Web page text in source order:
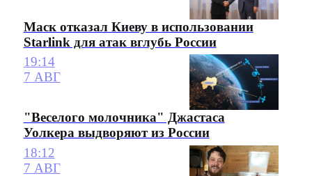
Маск отказал Киеву в использовании
Starlink для атак вглубь России
19:14
7 АВГ
"Веселого молочника" Джастаса
Уолкера выдворяют из России
18:12
7 АВГ